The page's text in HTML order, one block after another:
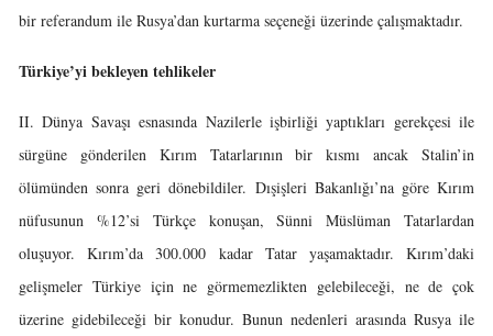
bir referandum ile Rusya’dan kurtarma seçeneği üzerinde çalışmaktadır.
Türkiye’yi bekleyen tehlikeler
II. Dünya Savaşı esnasında Nazilerle işbirliği yaptıkları gerekçesi ile
sürgüne gönderilen Kırım Tatarlarının bir kısmı ancak Stalin’in
ölümünden sonra geri dönebildiler. Dışişleri Bakanlığı’na göre Kırım
nüfusunun %12’si Türkçe konuşan, Sünni Müslüman Tatarlardan
oluşuyor. Kırım’da 300.000 kadar Tatar yaşamaktadır. Kırım’daki
gelişmeler Türkiye için ne görmemezlikten gelebileceği, ne de çok
üzerine gidebileceği bir konudur. Bunun nedenleri arasında Rusya ile